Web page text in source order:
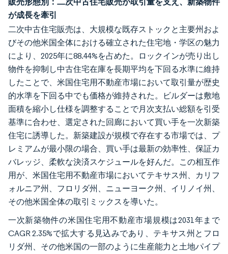
が成長を牽引
二次中古住宅販売は、大規模な既存ストックと主要州およ
びその他米国全体における確立された住宅地・学区の魅力
により、2025年に88.44%を占めた。ロックインが売り出し
物件を抑制し中古住宅在庫を長期平均を下回る水準に維持
したことで、米国住宅用不動産市場において取引量が歴史
的水準を下回る中でも価格が維持された。ビルダーは敷地
面積を縮小し仕様を調整することで月次支払い総額を引受
基準に合わせ、選定された回廊において買い手を一次新築
住宅に誘導した。新築建設が規模で存在する市場では、プ
レミアムが最小限の場合、買い手は最新の効率性、保証カ
バレッジ、柔軟な決済スケジュールを好んだ。この相互作
用が、米国住宅用不動産市場においてテキサス州、カリフ
ォルニア州、フロリダ州、ニューヨーク州、イリノイ州、
その他米国全体の取引ミックスを導いた。
一次新築物件の米国住宅用不動産市場規模は2031年まで
CAGR 2.35%で拡大する見込みであり、テキサス州とフロ
リダ州、その他米国の一部のように生産能力と土地パイプ